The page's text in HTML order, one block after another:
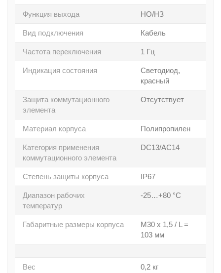
Функция выхода НО/НЗ
Вид подключения Кабель
Частота переключения 1 Гц
Индикация состояния
Светодиод,
красный
Защита коммутационного
элемента
Отсутствует
Материал корпуса Полипропилен
Категория применения
коммутационного элемента
DC13/АC14
Степень защиты корпуса IP67
Диапазон рабочих
температур
-25…+80 °C
Габаритные размеры корпуса
M30 x 1,5 / L =
103 мм
Вес 0,2 кг